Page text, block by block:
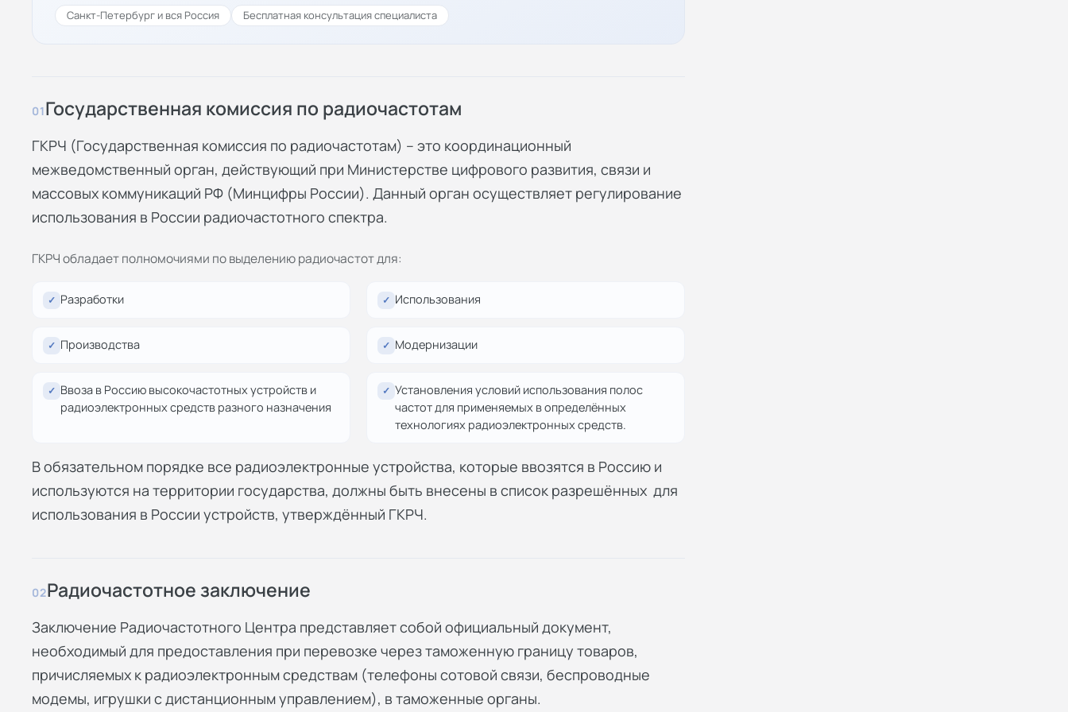
Санкт-Петербург и вся Россия Бесплатная консультация специалиста
01Государственная комиссия по радиочастотам
ГКРЧ (Государственная комиссия по радиочастотам) – это координационный
межведомственный орган, действующий при Министерстве цифрового развития, связи и
массовых коммуникаций РФ (Минцифры России). Данный орган осуществляет регулирование
использования в России радиочастотного спектра.
ГКРЧ обладает полномочиями по выделению радиочастот для:
✓ Разработки ✓ Использования
✓ Производства ✓ Модернизации
✓ Ввоза в Россию высокочастотных устройств и
радиоэлектронных средств разного назначения
✓ Установления условий использования полос
частот для применяемых в определённых
технологиях радиоэлектронных средств.
В обязательном порядке все радиоэлектронные устройства, которые ввозятся в Россию и
используются на территории государства, должны быть внесены в список разрешённых для
использования в России устройств, утверждённый ГКРЧ.
02Радиочастотное заключение
Заключение Радиочастотного Центра представляет собой официальный документ,
необходимый для предоставления при перевозке через таможенную границу товаров,
причисляемых к радиоэлектронным средствам (телефоны сотовой связи, беспроводные
модемы, игрушки с дистанционным управлением), в таможенные органы.